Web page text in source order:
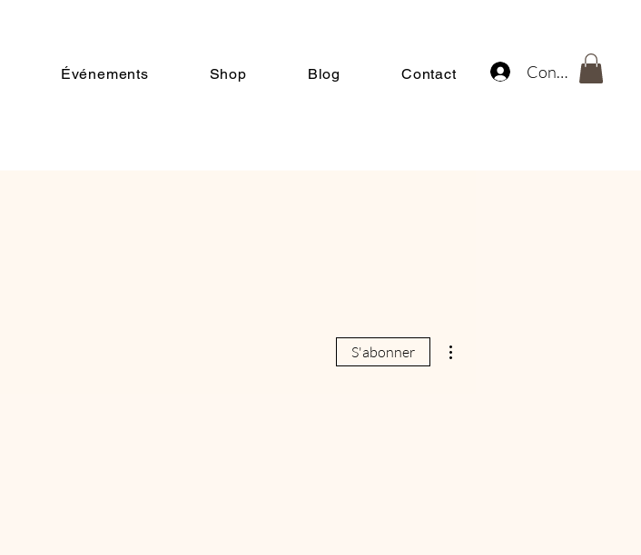
Connexion
Événements Shop Blog Contact
S'abonner